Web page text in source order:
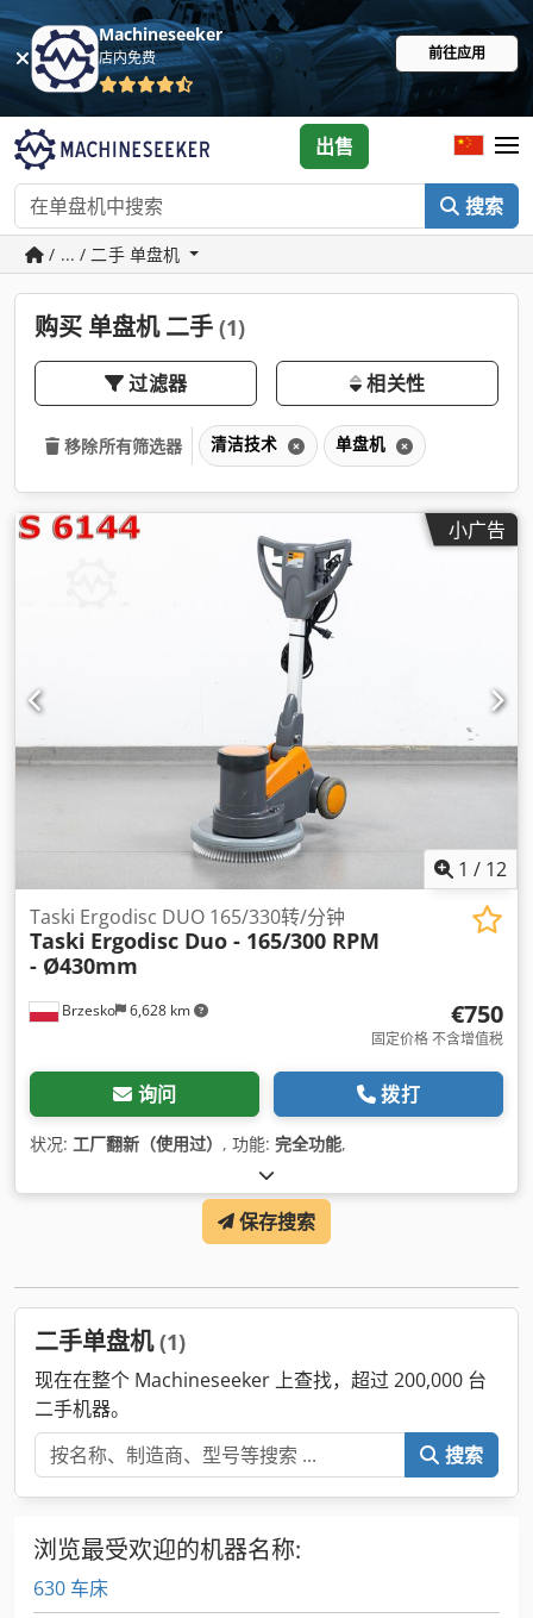
Machineseeker
店内免费 前往应用
搜索
出售
/ ... / 二手 单盘机
购买 单盘机 二手 (1)
过滤器 相关性
移除所有筛选器 清洁技术 单盘机
小广告
1 / 12
Brzesko 6,628 km
Taski Ergodisc DUO 165/330转/分钟
Taski Ergodisc Duo - 165/300 RPM
- Ø430mm
€750
固定价格 不含增值税
询问 拨打
状况: 工厂翻新（使用过） , 功能: 完全功能,
保存搜索
二手单盘机(1)
现在在整个 Machineseeker 上查找，超过 200,000 台
二手机器。
搜索
浏览最受欢迎的机器名称:
630 车床